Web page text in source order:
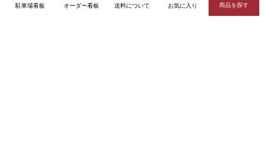
駐車場看板 オーダー看板 送料について お気に入り